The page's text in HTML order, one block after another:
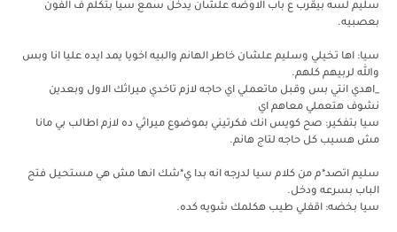
سليم لسه بيقرب ع باب الاوضه علشان يدخل سمع سيا بتكلم ف الفون
بعصبيه.
سيا: اها تخيلي وسليم علشان خاطر الهانم والبيه اخويا يمد ايده عليا انا وبس
والله لربيهم كلهم.
_اهدي انتي بس وقبل ماتعملي اي حاجه لازم تاخدي ميراثك الاول وبعدين
نشوف هتعملي معاهم اي
سيا بتفكير: صح كويس انك فكرتيني بموضوع ميراثي ده لازم اطالب بي مانا
مش هسيب كل حاجه لتاج هانم.
سليم اتصد*م من كلام سيا لدرجه انه بدا ي*شك انها مش هي مستحيل فتح
الباب بسرعه ودخل.
سيا بخضه: اقفلي طيب هكلمك شويه كده.